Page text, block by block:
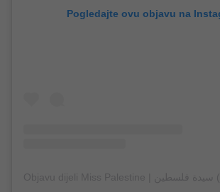
Pogledajte ovu objavu na